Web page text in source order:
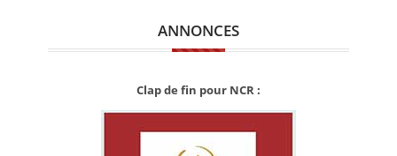
ANNONCES
Clap de fin pour NCR :